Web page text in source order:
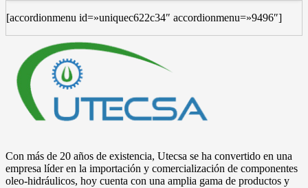
[accordionmenu id=»uniquec622c34″ accordionmenu=»9496″]
Con más de 20 años de existencia, Utecsa se ha convertido en una
empresa líder en la importación y comercialización de componentes
oleo-hidráulicos, hoy cuenta con una amplia gama de productos y